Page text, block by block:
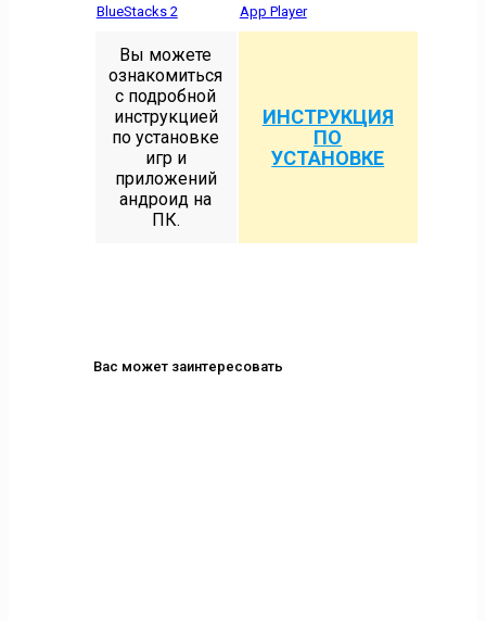
BlueStacks 2
App Player
Вы можете
ознакомиться
с подробной
инструкцией
по установке
игр и
приложений
андроид на
ПК.
ИНСТРУКЦИЯ
ПО
УСТАНОВКЕ
Вас может заинтересовать